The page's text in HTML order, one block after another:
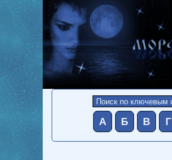
А Б В Г